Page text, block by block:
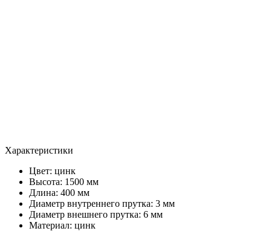
Характеристики
Цвет: цинк
Высота: 1500 мм
Длина: 400 мм
Диаметр внутреннего прутка: 3 мм
Диаметр внешнего прутка: 6 мм
Материал: цинк